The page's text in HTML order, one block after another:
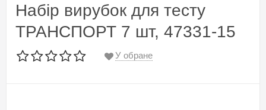
Набір вирубок для тесту
ТРАНСПОРТ 7 шт, 47331-15
У обране